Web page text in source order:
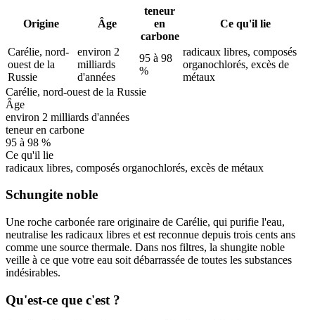
Origine Âge
teneur
en
carbone
Ce qu'il lie
Carélie, nord-
ouest de la
Russie
environ 2
milliards
d'années
95 à 98
%
radicaux libres, composés
organochlorés, excès de
métaux
Carélie, nord-ouest de la Russie
Âge
environ 2 milliards d'années
teneur en carbone
95 à 98 %
Ce qu'il lie
radicaux libres, composés organochlorés, excès de métaux
Schungite noble
Une roche carbonée rare originaire de Carélie, qui purifie l'eau,
neutralise les radicaux libres et est reconnue depuis trois cents ans
comme une source thermale. Dans nos filtres, la shungite noble
veille à ce que votre eau soit débarrassée de toutes les substances
indésirables.
Qu'est-ce que c'est ?